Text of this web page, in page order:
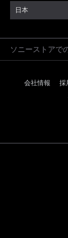
日本
ソニーストアで
会社情報 採